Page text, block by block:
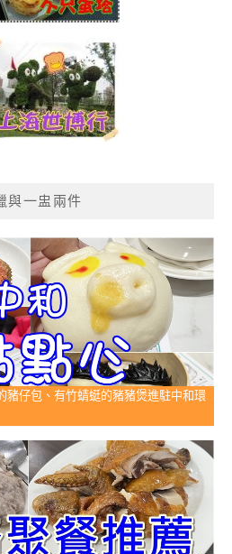
與一盅兩件
豬仔包、有竹蜻蜓的豬豬煲進駐中和環